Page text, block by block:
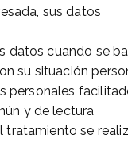
sus datos
datos cuando se
su situación
personales
y de lectura
tratamiento se